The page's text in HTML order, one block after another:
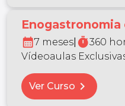
Enogastronomia
calendar_month7 meses timer360
Vídeoaulas
Ver Curso chevron_right